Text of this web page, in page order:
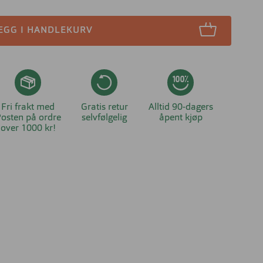
I HANDLEKURV
Fri frakt med
på ordre
over 1000 kr!
Gratis retur
selvfølgelig
Alltid 90-dagers
åpent kjøp